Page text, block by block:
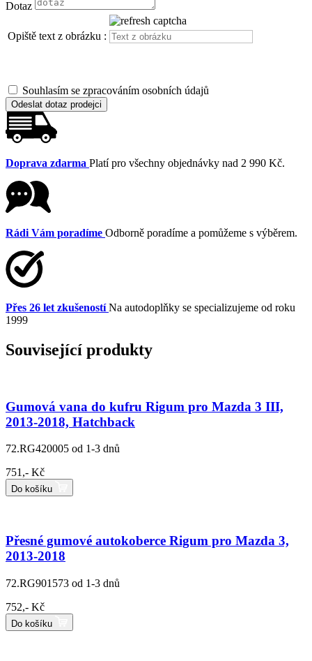
Dotaz
Opiště text z obrázku :
Souhlasím se zpracováním osobních údajů
Odeslat dotaz prodejci
Doprava zdarma Platí pro všechny objednávky nad 2 990 Kč.
Rádi Vám poradíme Odborně poradíme a pomůžeme s výběrem.
Přes 26 let zkušeností Na autodoplňky se specializujeme od roku
1999
Související produkty
Gumová vana do kufru Rigum pro Mazda 3 III,
2013-2018, Hatchback
72.RG420005 od 1-3 dnů
751,- Kč
Do košíku
Přesné gumové autokoberce Rigum pro Mazda 3,
2013-2018
72.RG901573 od 1-3 dnů
752,- Kč
Do košíku